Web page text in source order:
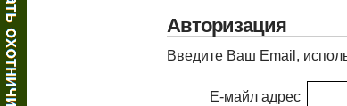
Авторизация
Введите Ваш Email,
Е-майл адрес